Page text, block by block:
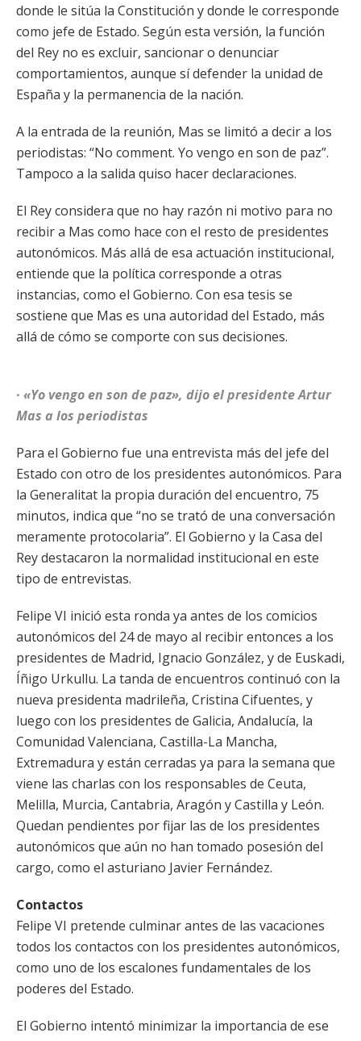
donde le sitúa la Constitución y donde le corresponde
como jefe de Estado. Según esta versión, la función
del Rey no es excluir, sancionar o denunciar
comportamientos, aunque sí defender la unidad de
España y la permanencia de la nación.
A la entrada de la reunión, Mas se limitó a decir a los
periodistas: “No comment. Yo vengo en son de paz”.
Tampoco a la salida quiso hacer declaraciones.
El Rey considera que no hay razón ni motivo para no
recibir a Mas como hace con el resto de presidentes
autonómicos. Más allá de esa actuación institucional,
entiende que la política corresponde a otras
instancias, como el Gobierno. Con esa tesis se
sostiene que Mas es una autoridad del Estado, más
allá de cómo se comporte con sus decisiones.
· «Yo vengo en son de paz», dijo el presidente Artur
Mas a los periodistas
Para el Gobierno fue una entrevista más del jefe del
Estado con otro de los presidentes autonómicos. Para
la Generalitat la propia duración del encuentro, 75
minutos, indica que “no se trató de una conversación
meramente protocolaria”. El Gobierno y la Casa del
Rey destacaron la normalidad institucional en este
tipo de entrevistas.
Felipe VI inició esta ronda ya antes de los comicios
autonómicos del 24 de mayo al recibir entonces a los
presidentes de Madrid, Ignacio González, y de Euskadi,
Íñigo Urkullu. La tanda de encuentros continuó con la
nueva presidenta madrileña, Cristina Cifuentes, y
luego con los presidentes de Galicia, Andalucía, la
Comunidad Valenciana, Castilla-La Mancha,
Extremadura y están cerradas ya para la semana que
viene las charlas con los responsables de Ceuta,
Melilla, Murcia, Cantabria, Aragón y Castilla y León.
Quedan pendientes por fijar las de los presidentes
autonómicos que aún no han tomado posesión del
cargo, como el asturiano Javier Fernández.
Contactos
Felipe VI pretende culminar antes de las vacaciones
todos los contactos con los presidentes autonómicos,
como uno de los escalones fundamentales de los
poderes del Estado.
El Gobierno intentó minimizar la importancia de ese